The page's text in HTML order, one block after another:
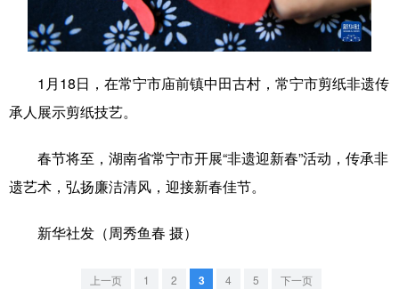
食品 人居 信息化 数字经济
城市
一带一路 亚太网
1月18日，在常宁市庙前镇中田古村，常宁市剪纸非遗传
承人展示剪纸技艺。
春节将至，湖南省常宁市开展“非遗迎新春”活动，传承非
遗艺术，弘扬廉洁清风，迎接新春佳节。
新华社发（周秀鱼春 摄）
上一页 1 2 3 4 5 下一页